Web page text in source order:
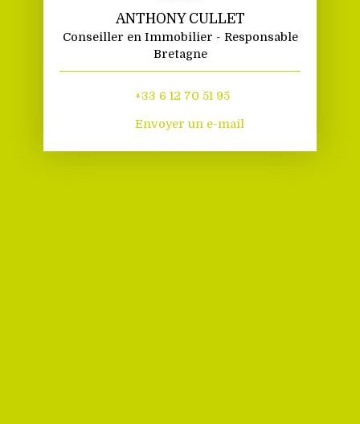
ANTHONY CULLET
Conseiller en Immobilier - Responsable
Bretagne
+33 6 12 70 51 95
Envoyer un e-mail